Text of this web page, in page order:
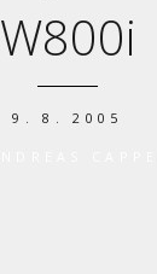
W800i
9. 8. 2005